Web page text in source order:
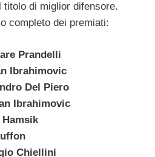
titolo di miglior difensore.
completo dei premiati:
Prandelli
Ibrahimovic
Del Piero
Ibrahimovic
Hamsik
Chiellini